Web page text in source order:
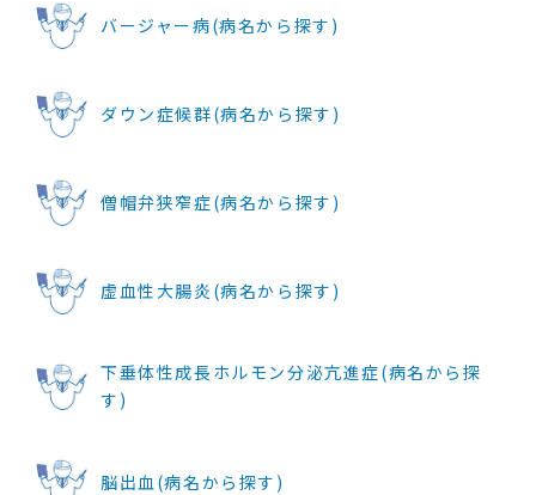
バージャー病(病名から探す)
ダウン症候群(病名から探す)
僧帽弁狭窄症(病名から探す)
虚血性大腸炎(病名から探す)
下垂体性成長ホルモン分泌亢進症(病名から探
す)
脳出血(病名から探す)